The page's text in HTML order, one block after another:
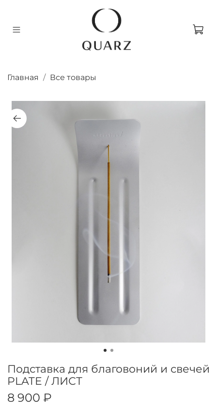
Главная Все товары
Подставка для благовоний и свечей
PLATE / ЛИСТ
8 900 ₽